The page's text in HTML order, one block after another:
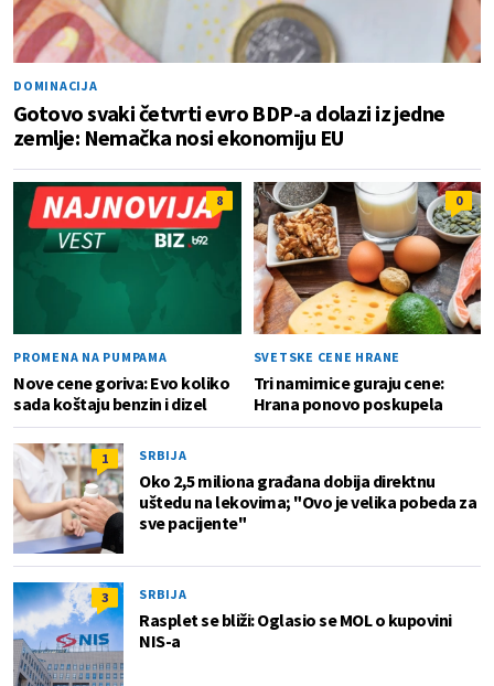
DOMINACIJA
Gotovo svaki četvrti evro BDP-a dolazi iz jedne
zemlje: Nemačka nosi ekonomiju EU
8
PROMENA NA PUMPAMA
Nove cene goriva: Evo koliko
sada koštaju benzin i dizel
0
SVETSKE CENE HRANE
Tri namirnice guraju cene:
Hrana ponovo poskupela
1 SRBIJA
Oko 2,5 miliona građana dobija direktnu
uštedu na lekovima; "Ovo je velika pobeda za
sve pacijente"
3 SRBIJA
Rasplet se bliži: Oglasio se MOL o kupovini
NIS-a